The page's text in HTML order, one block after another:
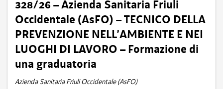
328/26 – Azienda Sanitaria Friuli
Occidentale (AsFO) – TECNICO DELLA
PREVENZIONE NELL’AMBIENTE E NEI
LUOGHI DI LAVORO – Formazione di
una graduatoria
Azienda Sanitaria Friuli Occidentale (AsFO)